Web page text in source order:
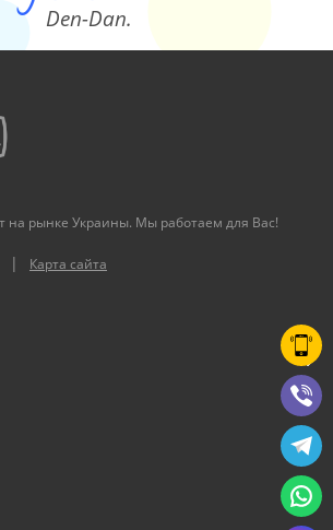
Den-Dan.
на рынке Украины. Мы работаем для Вас!
| Карта сайта